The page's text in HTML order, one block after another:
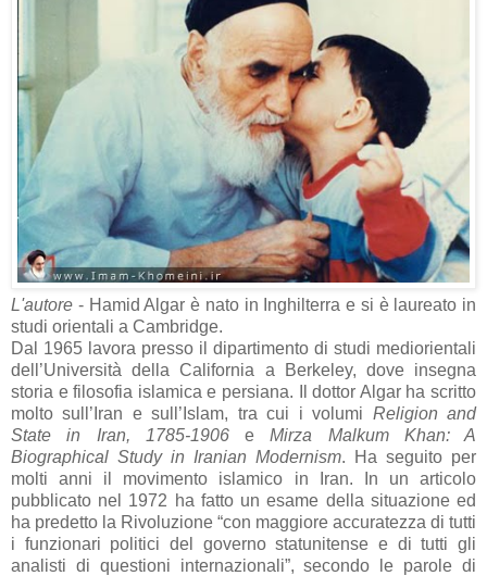
L'autore - Hamid Algar è nato in Inghilterra e si è laureato in
studi orientali a Cambridge.
Dal 1965 lavora presso il dipartimento di studi mediorientali
dell’Università della California a Berkeley, dove insegna
storia e filosofia islamica e persiana. Il dottor Algar ha scritto
molto sull’Iran e sull’Islam, tra cui i volumi Religion and
State in Iran, 1785-1906eMirza Malkum Khan: A
Biographical Study in Iranian Modernism. Ha seguito per
molti anni il movimento islamico in Iran. In un articolo
pubblicato nel 1972 ha fatto un esame della situazione ed
ha predetto la Rivoluzione “con maggiore accuratezza di tutti
i funzionari politici del governo statunitense e di tutti gli
analisti di questioni internazionali”, secondo le parole di